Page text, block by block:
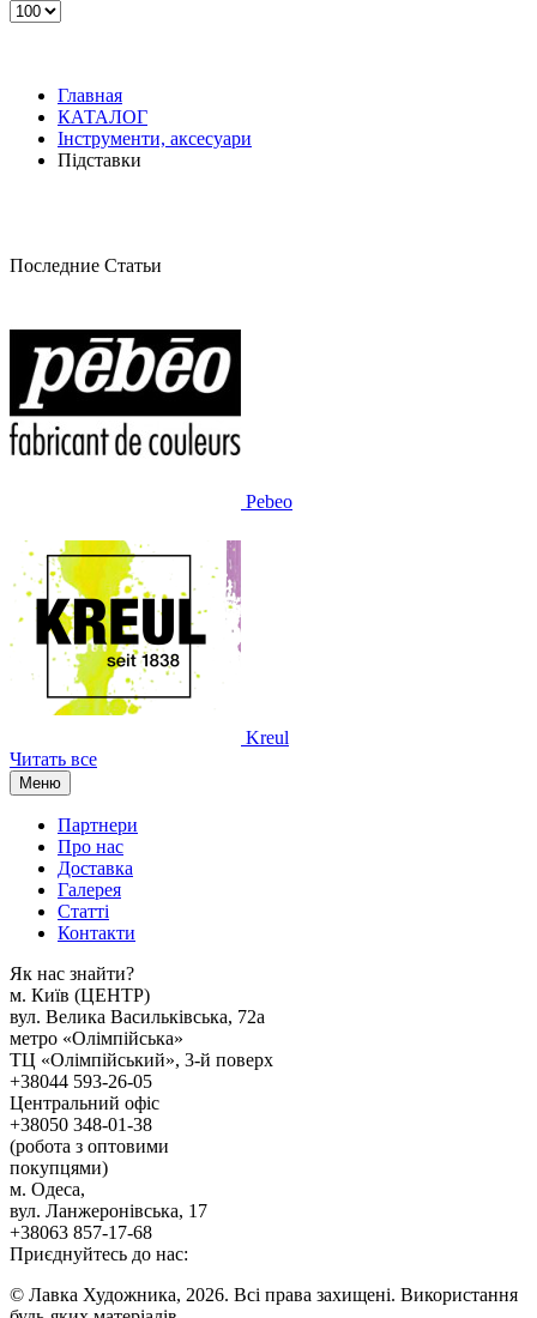
Главная
КАТАЛОГ
Інструменти, аксесуари
Підставки
Последние Статьи
Pebeo
Kreul
Читать все
Меню
Партнери
Про нас
Доставка
Галерея
Статтi
Контакти
Як наc знайти?
м. Киïв (ЦЕНТР)
вул. Велика Васильківська, 72а
метро «Олімпійська»
ТЦ «Олімпійський», 3-й поверх
+38044 593-26-05
Центральний офіс
+38050 348-01-38
(робота з оптовими
покупцями)
м. Одеса,
вул. Ланжеронівська, 17
+38063 857-17-68
Приєднуйтесь до нас:
© Лавка Художника, 2026. Всі права захищені. Використання